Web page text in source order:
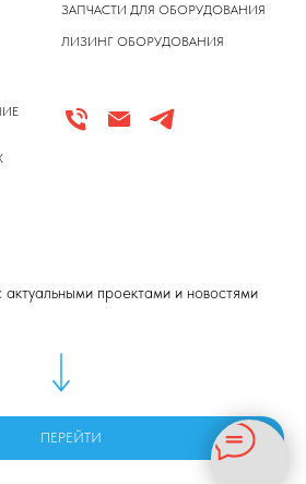
ЗАПЧАСТИ ДЛЯ ОБОРУДОВАНИЯ
ЛИЗИНГ ОБОРУДОВАНИЯ
проектами и новостями
ПЕРЕЙТИ